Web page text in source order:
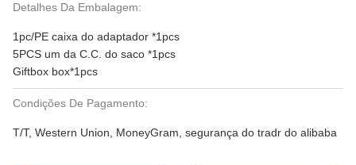
Detalhes Da Embalagem:
1pc/PE caixa do adaptador *1pcs
5PCS um da C.C. do saco *1pcs
Giftbox box*1pcs
Condições De Pagamento:
T/T, Western Union, MoneyGram, segurança do tradr do alibaba